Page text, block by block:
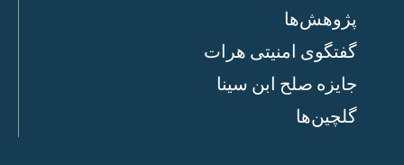
پژوهش‌ها
گفتگوی امنیتی هرات
جایزه صلح ابن سینا
گلچین‌ها